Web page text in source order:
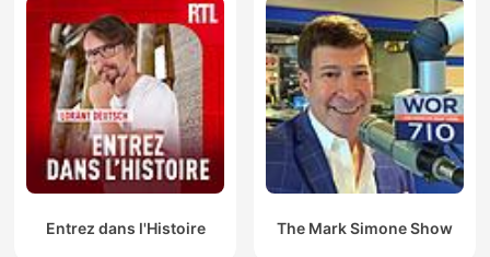
Entrez dans l'Histoire The Mark Simone Show